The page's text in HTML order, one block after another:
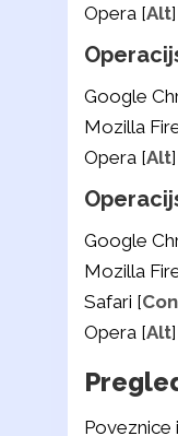
Opera [Alt
Google
Mozilla
Opera [Alt
Google
Mozilla
Safari [
Opera [Alt
Poveznice